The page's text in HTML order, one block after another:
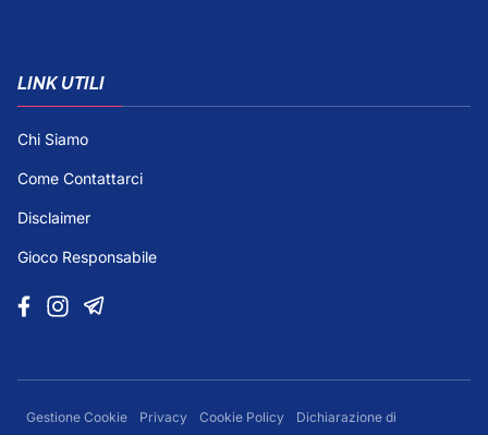
LINK UTILI
Chi Siamo
Come Contattarci
Disclaimer
Gioco Responsabile
Gestione Cookie Privacy Cookie Policy
Dichiarazione di